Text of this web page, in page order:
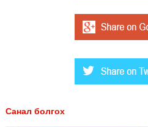
Санал болгох